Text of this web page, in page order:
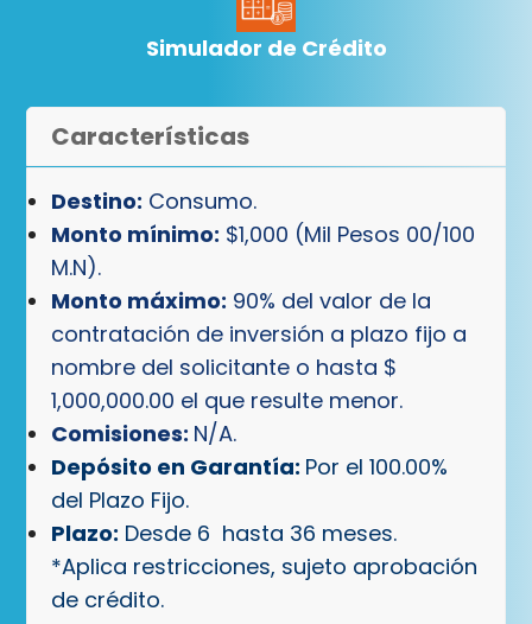
Simulador de Crédito
Características
Destino: Consumo.
Monto mínimo: $1,000 (Mil Pesos 00/100
M.N).
Monto máximo: 90% del valor de la
contratación de inversión a plazo fijo a
nombre del solicitante o hasta $
1,000,000.00 el que resulte menor.
Comisiones: N/A.
Depósito en Garantía: Por el 100.00%
del Plazo Fijo.
Plazo: Desde 6 hasta 36 meses.
*Aplica restricciones, sujeto aprobación
de crédito.